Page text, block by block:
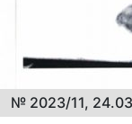
№ 2023/11,